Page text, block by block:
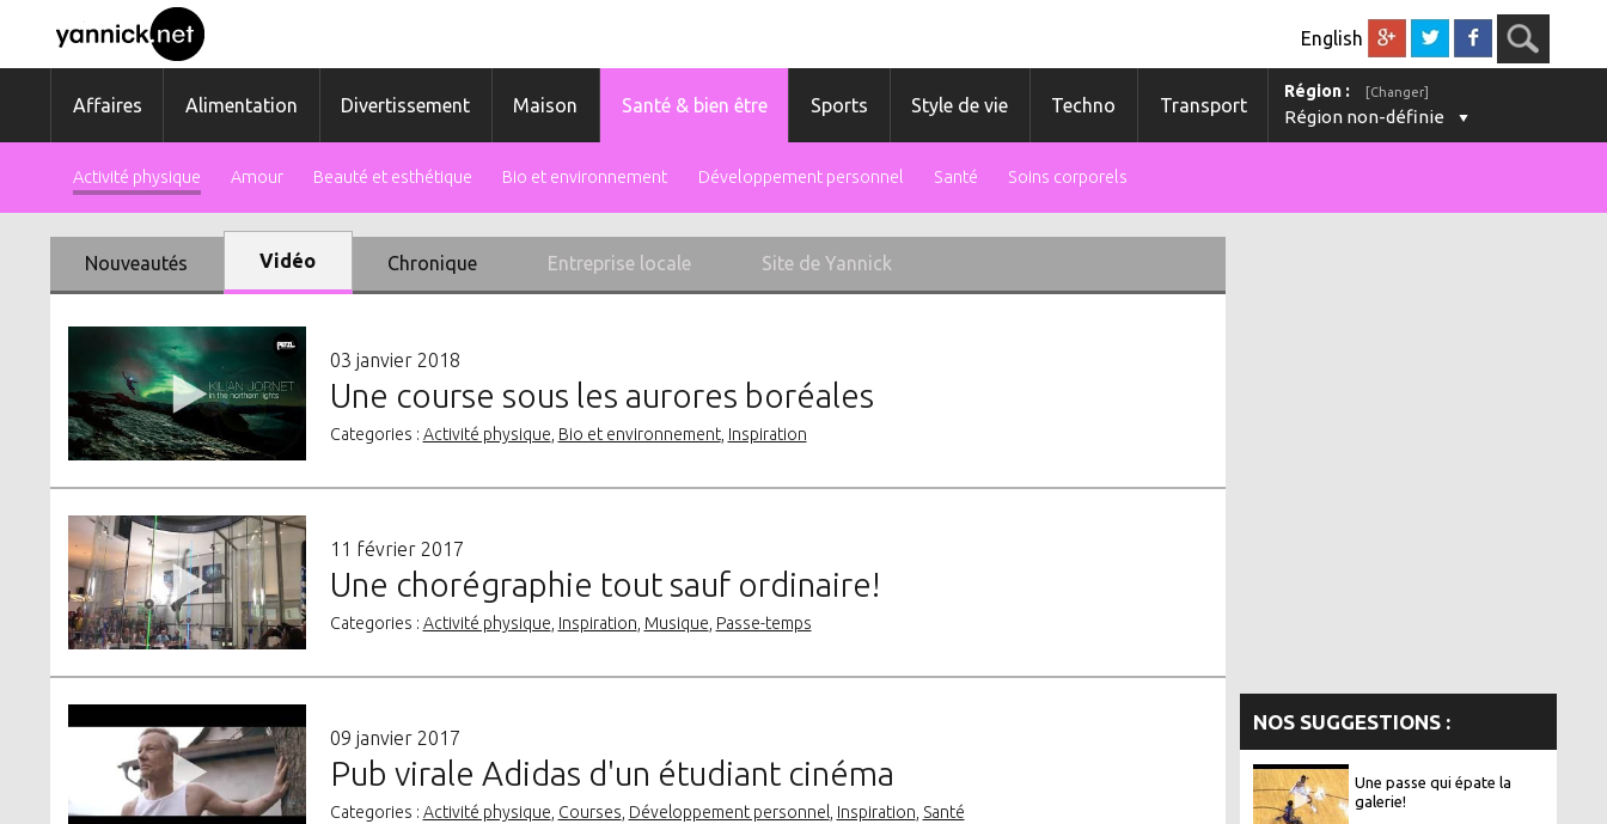
English
Affaires Alimentation Divertissement Maison Santé & bien être Sports Style de vie Techno Transport
Région : [Changer]
Région non-définie
Activité physique Amour Beauté et esthétique Bio et environnement Développement personnel Santé Soins corporels
Nouveautés Vidéo Chronique Entreprise locale Site de Yannick
03 janvier 2018
Une course sous les aurores boréales
Categories : Activité physique Bio et environnement, Inspiration
11 février 2017
Une chorégraphie tout sauf ordinaire!
Categories : Activité physique Inspiration Musique Passe-temps
09 janvier 2017
Pub virale Adidas d'un étudiant cinéma
Categories : Activité physique, Courses, Développement personnel, Inspiration, Santé
NOS SUGGESTIONS :
Une passe qui épate la
galerie!